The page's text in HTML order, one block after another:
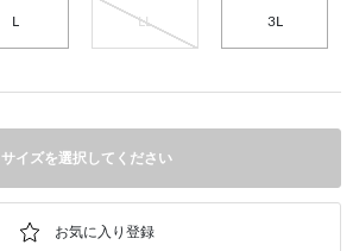
LL 3L
サイズを選択してください